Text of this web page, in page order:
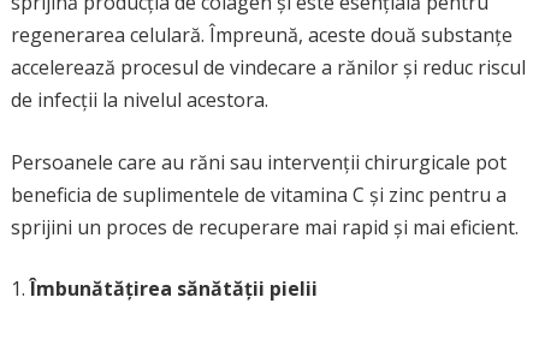
regenerarea celulară. Împreună, aceste două substanțe
accelerează procesul de vindecare a rănilor și reduc riscul
de infecții la nivelul acestora.
Persoanele care au răni sau intervenții chirurgicale pot
beneficia de suplimentele de vitamina C și zinc pentru a
sprijini un proces de recuperare mai rapid și mai eficient.
Îmbunătățirea sănătății pielii